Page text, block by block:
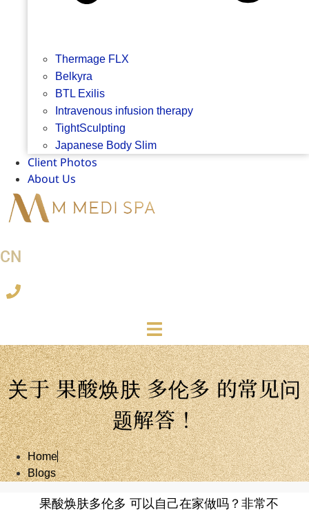
Thermage FLX
Belkyra
BTL Exilis
Intravenous infusion therapy
TightSculpting
Japanese Body Slim
Client Photos
About Us
CN
关于 果酸焕肤 多伦多 的常见问
题解答！
Home
Blogs
果酸焕肤多伦多 可以自己在家做吗？非常不